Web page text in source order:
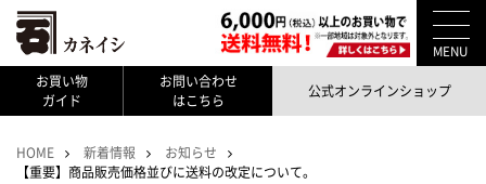
MENU
お買い物
ガイド
お問い合わせ
はこちら
公式オンラインショップ
HOME 新着情報
お知らせ
【重要】商品販売価格並びに送料の改定について。